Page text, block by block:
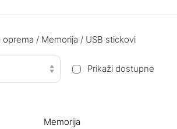
oprema / Memorija / USB stickovi
Prikaži dostupne
Memorija